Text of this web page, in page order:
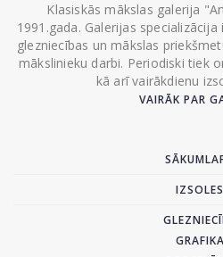
Klasiskās mākslas galerija
1991.gada. Galerijas
glezniecības un mākslas
mākslinieku darbi. Periodiski tiek
kā arī vairākdienu
VAIRĀK PAR
IZSOLES
GRAFIKA